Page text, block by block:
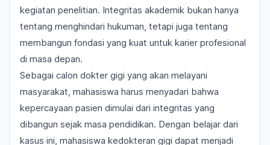
kegiatan penelitian. Integritas akademik bukan hanya
tentang menghindari hukuman, tetapi juga tentang
membangun fondasi yang kuat untuk karier profesional
di masa depan.
Sebagai calon dokter gigi yang akan melayani
masyarakat, mahasiswa harus menyadari bahwa
kepercayaan pasien dimulai dari integritas yang
dibangun sejak masa pendidikan. Dengan belajar dari
kasus ini, mahasiswa kedokteran gigi dapat menjadi